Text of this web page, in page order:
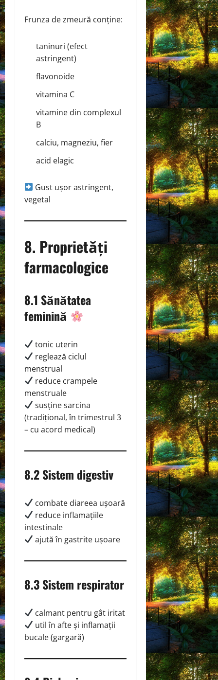
Frunza de zmeură conține:
taninuri (efect
astringent)
flavonoide
vitamina C
vitamine din complexul
B
calciu, magneziu, fier
acid elagic
Gust ușor astringent,
vegetal
8. Proprietăți
farmacologice
8.1 Sănătatea
feminină
tonic uterin
reglează ciclul
menstrual
reduce crampele
menstruale
susține sarcina
(tradițional, în trimestrul 3
– cu acord medical)
8.2 Sistem digestiv
combate diareea ușoară
reduce inflamațiile
intestinale
ajută în gastrite ușoare
8.3 Sistem respirator
calmant pentru gât iritat
util în afte și inflamații
bucale (gargară)